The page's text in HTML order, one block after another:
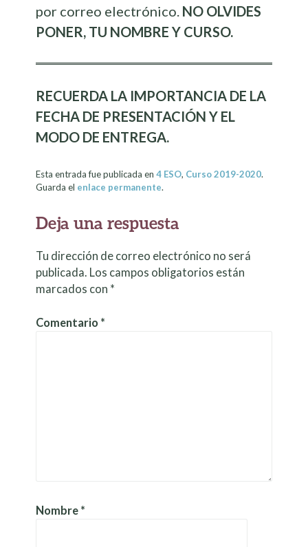
por correo electrónico. NO OLVIDES
PONER, TU NOMBRE Y CURSO.
RECUERDA LA IMPORTANCIA DE LA
FECHA DE PRESENTACIÓN Y EL
MODO DE ENTREGA.
Esta entrada fue publicada en4 ESO, Curso 2019-2020.
Guarda el enlace permanente.
Deja una respuesta
Tu dirección de correo electrónico no será
publicada. Los campos obligatorios están
marcados con *
Comentario *
Nombre *